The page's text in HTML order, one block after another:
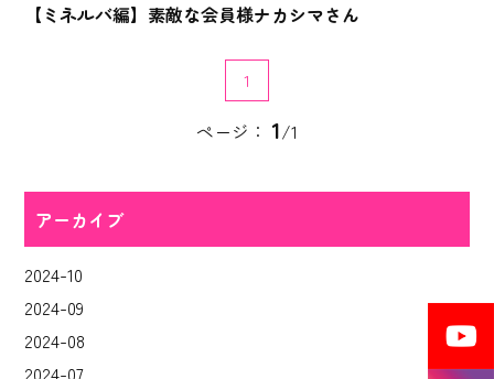
【ミネルバ編】素敵な会員様ナカシマさん
1
ページ： 1/1
アーカイブ
2024-10
2024-09
2024-08
2024-07